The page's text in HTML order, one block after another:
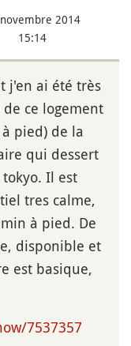
2014
15:14
j'en ai été très
ce logement
pied) de la
qui dessert
Il est
tres calme,
à pied. De
disponible et
est basique,
7537357